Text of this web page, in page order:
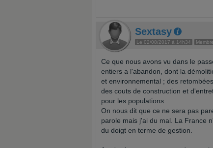
Sextasy
Le 02/08/2017 à 14h34
Ce que nous avons vu dans le
entiers a l'abandon, dont la
et environnemental ; des
des couts de construction et
pour les populations.
On nous dit que ce ne sera pas
parole mais j'ai du mal. La France
du doigt en terme de gestion.